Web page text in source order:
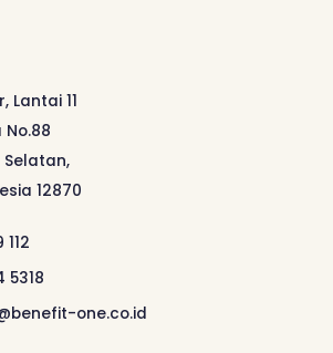
Lantai 11
12870
5318
one.co.id